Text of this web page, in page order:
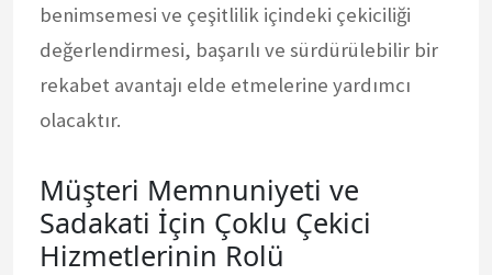
benimsemesi ve çeşitlilik içindeki çekiciliği
değerlendirmesi, başarılı ve sürdürülebilir bir
rekabet avantajı elde etmelerine yardımcı
olacaktır.
Müşteri Memnuniyeti ve
Sadakati İçin Çoklu Çekici
Hizmetlerinin Rolü